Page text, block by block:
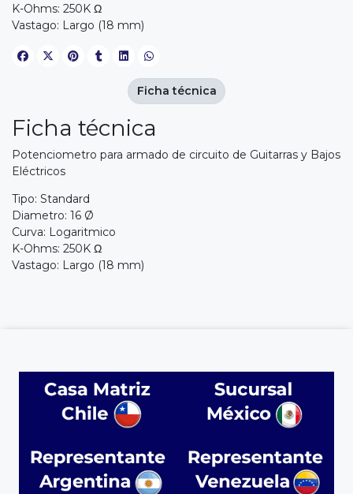
K-Ohms: 250K Ω
Vastago: Largo (18 mm)
Ficha técnica
Potenciometro para armado de circuito de Guitarras y Bajos
Eléctricos
Tipo: Standard
Diametro: 16 Ø
Curva: Logaritmico
K-Ohms: 250K Ω
Vastago: Largo (18 mm)
Ficha técnica